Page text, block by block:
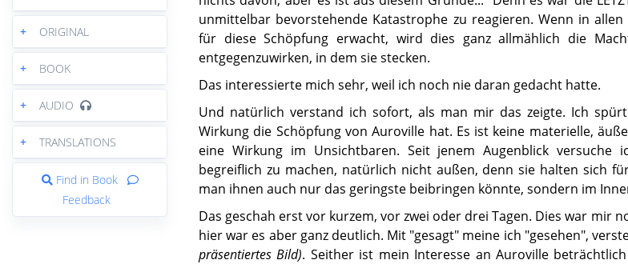
+ ORIGINAL
+ BOOK
+ AUDIO
+ TRANSLATIONS
Find in Book
Feedback
unmittelbar bevorstehende Katastrophe zu reagieren. Wenn in
für diese Schöpfung erwacht, wird dies ganz allmählich die
entgegenzuwirken, in dem sie stecken.
Das interessierte mich sehr, weil ich noch nie daran gedacht hatte.
Und natürlich verstand ich sofort, als man mir das zeigte. Ich
Wirkung die Schöpfung von Auroville hat. Es ist keine materielle,
eine Wirkung im Unsichtbaren. Seit jenem Augenblick versuche
begreiflich zu machen, natürlich nicht außen, denn sie halten sich
man ihnen auch nur das geringste beibringen könnte, sondern im
Das geschah erst vor kurzem, vor zwei oder drei Tagen. Dies war mir
hier war es aber ganz deutlich. Mit "gesagt" meine ich "gesehen",
präsentiertes Bild). Seither ist mein Interesse an Auroville